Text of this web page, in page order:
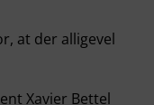
at der alligevel
Xavier Bettel